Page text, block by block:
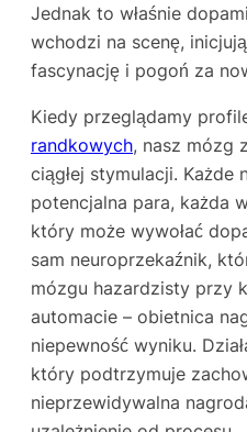
Jednak to właśnie
wchodzi na scenę,
fascynację i pogoń za
Kiedy przeglądamy
randkowych, nasz mózg
ciągłej stymulacji. Każde
potencjalna para, każda
który może wywołać
sam neuroprzekaźnik,
mózgu hazardzisty przy
automacie – obietnica
niepewność wyniku.
który podtrzymuje
nieprzewidywalna